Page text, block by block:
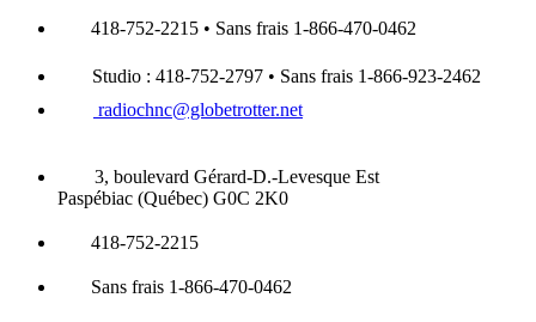
418-752-2215 • Sans frais 1-866-470-0462
Studio : 418-752-2797 • Sans frais 1-866-923-2462
radiochnc@globetrotter.net
3, boulevard Gérard-D.-Levesque Est
Paspébiac (Québec) G0C 2K0
418-752-2215
Sans frais 1-866-470-0462